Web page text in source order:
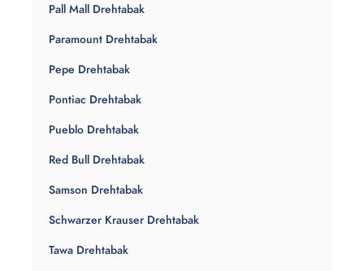
Pall Mall Drehtabak
Paramount Drehtabak
Pepe Drehtabak
Pontiac Drehtabak
Pueblo Drehtabak
Red Bull Drehtabak
Samson Drehtabak
Schwarzer Krauser Drehtabak
Tawa Drehtabak